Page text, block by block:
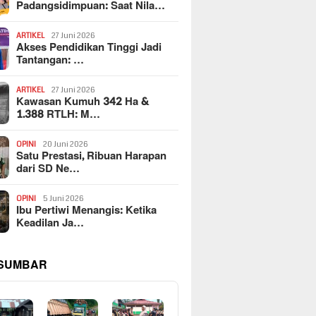
Padangsidimpuan: Saat Nila…
ARTIKEL 27 Juni 2026
Akses Pendidikan Tinggi Jadi
Tantangan: …
ARTIKEL 27 Juni 2026
Kawasan Kumuh 342 Ha &
1.388 RTLH: M…
OPINI 20 Juni 2026
Satu Prestasi, Ribuan Harapan
dari SD Ne…
OPINI 5 Juni 2026
Ibu Pertiwi Menangis: Ketika
Keadilan Ja…